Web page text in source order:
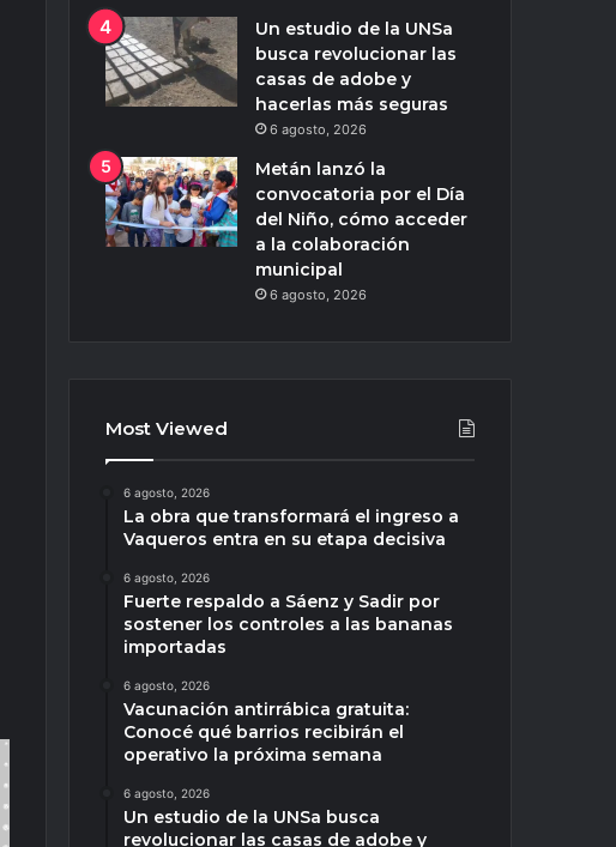
Un estudio de la UNSa
busca revolucionar las
casas de adobe y
hacerlas más seguras
6 agosto, 2026
Metán lanzó la
convocatoria por el Día
del Niño, cómo acceder
a la colaboración
municipal
6 agosto, 2026
Most Viewed
6 agosto, 2026
La obra que transformará el ingreso a
Vaqueros entra en su etapa decisiva
6 agosto, 2026
Fuerte respaldo a Sáenz y Sadir por
sostener los controles a las bananas
importadas
6 agosto, 2026
Vacunación antirrábica gratuita:
Conocé qué barrios recibirán el
operativo la próxima semana
6 agosto, 2026
Un estudio de la UNSa busca
revolucionar las casas de adobe y